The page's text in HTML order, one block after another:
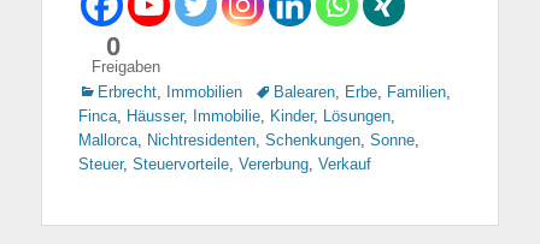
0
Freigaben
Kategorien
Erbrecht Immobilien TagsBalearen Erbe Familien
Finca
Häusser, Immobilie Kinder, Lösungen
Mallorca
Nichtresidenten Schenkungen Sonne
Steuer, Steuervorteile Vererbung Verkauf